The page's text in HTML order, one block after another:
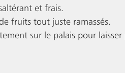
et frais.
fruits tout juste ramassés.
sur le palais pour